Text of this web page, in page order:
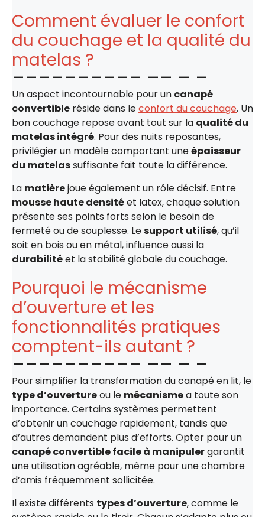
Comment évaluer le confort
du couchage et la qualité du
matelas ?
Un aspect incontournable pour un canapé
convertible réside dans leconfort du couchage. Un
bon couchage repose avant tout sur la qualité du
matelas intégré. Pour des nuits reposantes,
privilégier un modèle comportant uneépaisseur
du matelassuffisante fait toute la différence.
La matièrejoue également un rôle décisif. Entre
mousse haute densitéet latex, chaque solution
présente ses points forts selon le besoin de
fermeté ou de souplesse. Lesupport utilisé, qu’il
soit en bois ou en métal, influence aussi la
durabilitéet la stabilité globale du couchage.
Pourquoi le mécanisme
d’ouverture et les
fonctionnalités pratiques
comptent-ils autant ?
Pour simplifier la transformation du canapé en lit, le
type d’ouvertureou le mécanismea toute son
importance. Certains systèmes permettent
d’obtenir un couchage rapidement, tandis que
d’autres demandent plus d’efforts. Opter pour un
canapé convertible facile à manipulergarantit
une utilisation agréable, même pour une chambre
d’amis fréquemment sollicitée.
Il existe différents types d’ouverture, comme le